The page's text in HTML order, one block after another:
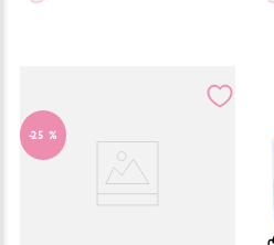
25 %